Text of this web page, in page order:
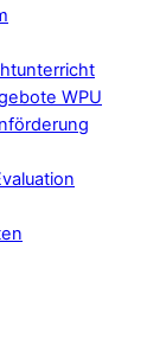
WPU